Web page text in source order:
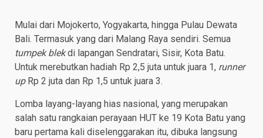
Mulai dari Mojokerto, Yogyakarta, hingga Pulau Dewata
Bali. Termasuk yang dari Malang Raya sendiri. Semua
tumpek blekdi lapangan Sendratari, Sisir, Kota Batu.
Untuk merebutkan hadiah Rp 2,5 juta untuk juara 1, runner
upRp 2 juta dan Rp 1,5 untuk juara 3.
Lomba layang-layang hias nasional, yang merupakan
salah satu rangkaian perayaan HUT ke 19 Kota Batu yang
baru pertama kali diselenggarakan itu, dibuka langsung